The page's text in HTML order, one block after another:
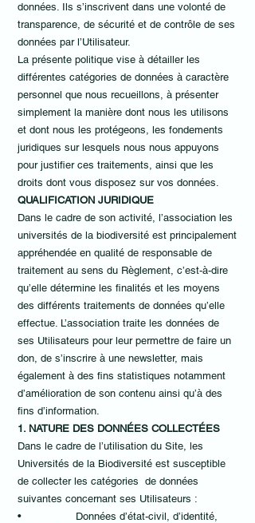
données. Ils s’inscrivent dans une volonté de
transparence, de sécurité et de contrôle de ses
données par l’Utilisateur.
La présente politique vise à détailler les
différentes catégories de données à caractère
personnel que nous recueillons, à présenter
simplement la manière dont nous les utilisons
et dont nous les protégeons, les fondements
juridiques sur lesquels nous nous appuyons
pour justifier ces traitements, ainsi que les
droits dont vous disposez sur vos données.
QUALIFICATION JURIDIQUE
Dans le cadre de son activité, l’association les
universités de la biodiversité est principalement
appréhendée en qualité de responsable de
traitement au sens du Règlement, c’est-à-dire
qu’elle détermine les finalités et les moyens
des différents traitements de données qu’elle
effectue. L’association traite les données de
ses Utilisateurs pour leur permettre de faire un
don, de s’inscrire à une newsletter, mais
également à des fins statistiques notamment
d’amélioration de son contenu ainsi qu’à des
fins d’information.
1. NATURE DES DONNÉES COLLECTÉES
Dans le cadre de l’utilisation du Site, les
Universités de la Biodiversité est susceptible
de collecter les catégories de données
suivantes concernant ses Utilisateurs :
• Données d’état-civil, d’identité,